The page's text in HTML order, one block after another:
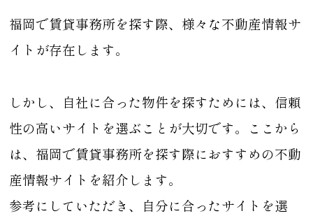
福岡で賃貸事務所を探す際、様々な不動産情報サ
イトが存在します。
しかし、自社に合った物件を探すためには、信頼
性の高いサイトを選ぶことが大切です。ここから
は、福岡で賃貸事務所を探す際におすすめの不動
産情報サイトを紹介します。
参考にしていただき、自分に合ったサイトを選